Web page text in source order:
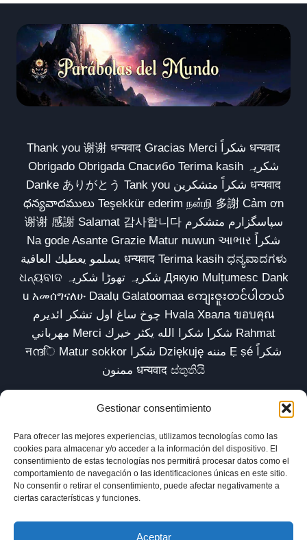
Gestionar consentimiento
Para ofrecer las mejores experiencias, utilizamos tecnologías como las
cookies para almacenar y/o acceder a la información del dispositivo. El
consentimiento de estas tecnologías nos permitirá procesar datos como el
comportamiento de navegación o las identificaciones únicas en este sitio.
No consentir o retirar el consentimiento, puede afectar negativamente a
ciertas características y funciones.
Aceptar
Thank you 谢谢 धन्यवाद Gracias Merci شكراً धन्यवाद
Obrigado Obrigada Спасибо Terima kasih شکریہ
Danke ありがとう Tank you شكراً متشكرين धन्यवाद
ధన్యవాదములు Teşekkür ederim நன்றி 多謝 Cảm ơn
谢谢 感謝 Salamat 감사합니다 سپاسگزارم متشکرم
Na gode Asante Grazie Matur nuwun આભાર شكراً
يسلمو يعطيك العافية धन्यवाद Terima kasih ಧನ್ಯವಾದಗಳು
ଧନ୍ୟବାଦ شکریہ تھوڑا شکریہ Дякую Mulțumesc Dank
u አመሰግናለሁ Daalụ Galatoomaa ကျေးဇူးတင်ပါတယ်
چوخ ساغ اول تشکر ائدیرم Hvala Хвала ขอบคุณ
مهرباني Merci شكرا شكرا الله يكثر خيرك Rahmat
नന്ദि Matur sokkor شكرا Dziękuję مننه Ẹ ṣé شكراً
ممنون धन्यवाद ස්තුතියි
Inicio Biblioteca Parábolas TV
Comunidad
Esencia
Blog
Política de privacidad
Aviso legal
Política de cookies (UE)